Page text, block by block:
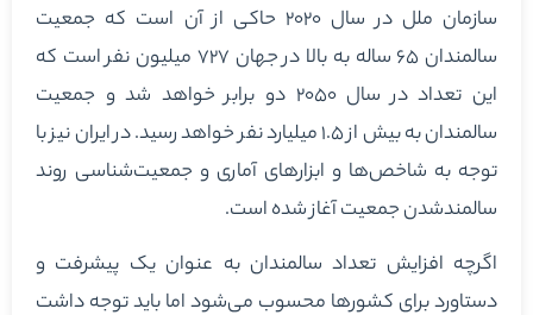
سازمان ملل در سال ۲۰۲۰ حاکی از آن است که جمعیت
سالمندان ۶۵ ساله به بالا در جهان ۷۲۷ میلیون نفر است که
این تعداد در سال ۲۰۵۰ دو برابر خواهد شد و جمعیت
سالمندان به بیش از ۱.۵ میلیارد نفر خواهد رسید. در ایران نیز با
توجه به شاخص‌ها و ابزارهای آماری و جمعیت‌شناسی روند
سالمندشدن جمعیت آغاز شده است.
اگرچه افزایش تعداد سالمندان به عنوان یک پیشرفت و
دستاورد برای کشورها محسوب می‌شود اما باید توجه داشت